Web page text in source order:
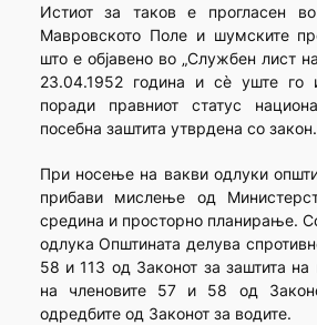
Истиот за таков е прогласен
Мавровското Поле и шумските
што е објавено во „Службен лист
23.04.1952 година и сè уште го
поради правниот статус
посебна заштита утврдена со закон.
При носење на вакви одлуки
прибави мислење од
средина и просторно планирање.
одлука Општината делува
58 и 113 од Законот за заштита на
на членовите 57 и 58 од
одредбите од Законот за водите.